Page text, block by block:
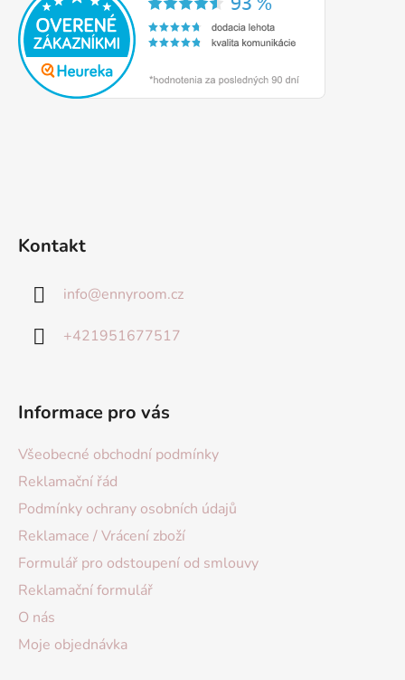
Kontakt
info@ennyroom.cz
+421951677517
Informace pro vás
Všeobecné obchodní podmínky
Reklamační řád
Podmínky ochrany osobních údajů
Reklamace / Vrácení zboží
Formulář pro odstoupení od smlouvy
Reklamační formulář
O nás
Moje objednávka